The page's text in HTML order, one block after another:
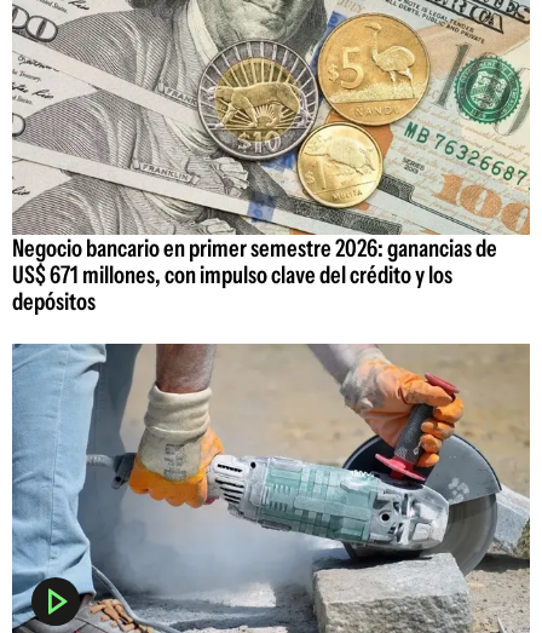
Negocio bancario en primer semestre 2026: ganancias de
US$ 671 millones, con impulso clave del crédito y los
depósitos